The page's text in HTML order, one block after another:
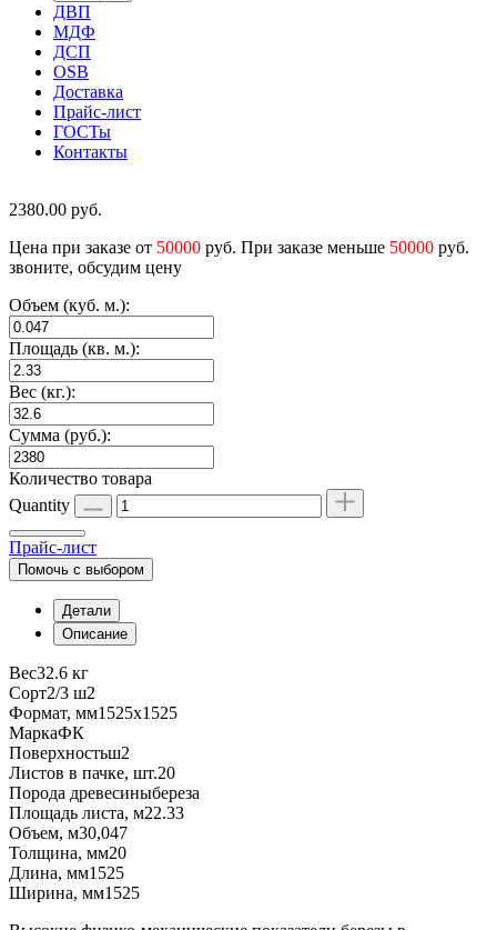
ДВП
МДФ
ДСП
OSB
Доставка
Прайс-лист
ГОСТы
Контакты
2380.00 руб.
Цена при заказе от 50000 руб. При заказе меньше 50000 руб.
звоните, обсудим цену
Объем (куб. м.):
Площадь (кв. м.):
Вес (кг.):
Сумма (руб.):
Количество товара
Quantity
Прайс-лист
Помочь с выбором
Детали
Описание
Вес32.6 кг
Сорт2/3 ш2
Формат, мм1525х1525
МаркаФК
Поверхностьш2
Листов в пачке, шт.20
Порода древесиныбереза
Площадь листа, м22.33
Объем, м30,047
Толщина, мм20
Длина, мм1525
Ширина, мм1525